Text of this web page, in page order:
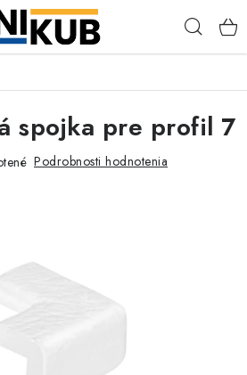
Ochrana osobných údajov
spojka pre profil 7
Podrobnosti hodnotenia